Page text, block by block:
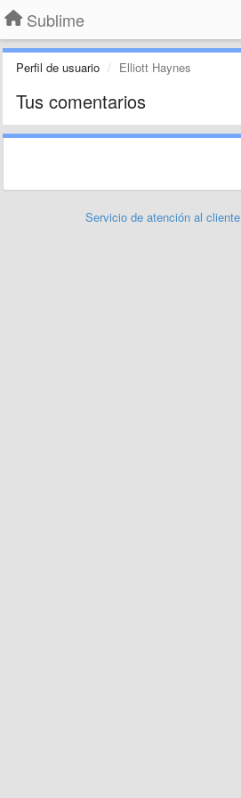
Sublime
Perfil de usuario Elliott Haynes
Tus comentarios
Servicio de atención al cliente